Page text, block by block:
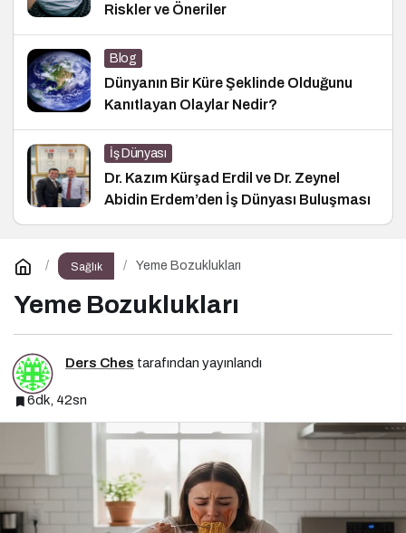
Riskler ve Öneriler
Blog
Dünyanın Bir Küre Şeklinde Olduğunu
Kanıtlayan Olaylar Nedir?
İş Dünyası
Dr. Kazım Kürşad Erdil ve Dr. Zeynel
Abidin Erdem’den İş Dünyası Buluşması
Sağlık Yeme Bozuklukları
Yeme Bozuklukları
Ders Ches tarafından yayınlandı
6dk, 42sn